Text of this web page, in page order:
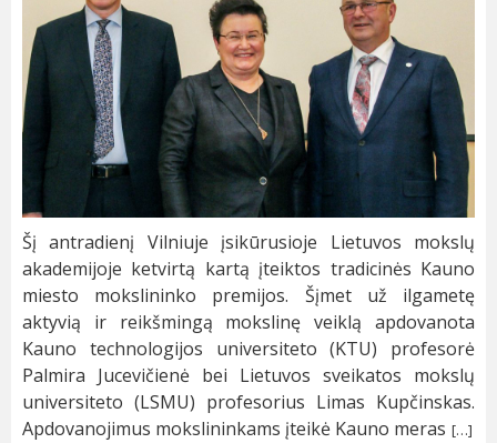
Šį antradienį Vilniuje įsikūrusioje Lietuvos mokslų
akademijoje ketvirtą kartą įteiktos tradicinės Kauno
miesto mokslininko premijos. Šįmet už ilgametę
aktyvią ir reikšmingą mokslinę veiklą apdovanota
Kauno technologijos universiteto (KTU) profesorė
Palmira Jucevičienė bei Lietuvos sveikatos mokslų
universiteto (LSMU) profesorius Limas Kupčinskas.
Apdovanojimus mokslininkams įteikė Kauno meras […]